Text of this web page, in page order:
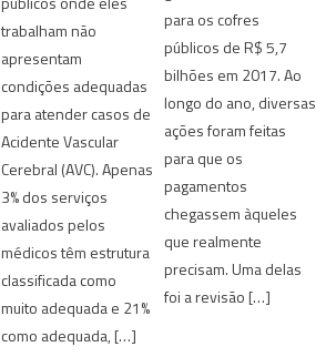
trabalham não
apresentam
condições adequadas
para atender casos de
Acidente Vascular
Cerebral (AVC). Apenas
3% dos serviços
avaliados pelos
médicos têm estrutura
classificada como
muito adequada e 21%
como adequada, […]
para os cofres
públicos de R$ 5,7
bilhões em 2017. Ao
longo do ano, diversas
ações foram feitas
para que os
pagamentos
chegassem àqueles
que realmente
precisam. Uma delas
foi a revisão […]